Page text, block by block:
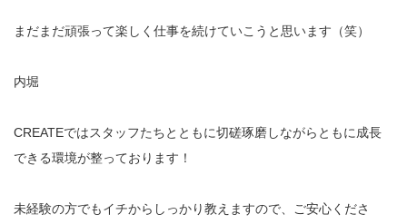
まだまだ頑張って楽しく仕事を続けていこうと思います（笑）
内堀
CREATEではスタッフたちとともに切磋琢磨しながらともに成長
できる環境が整っております！
未経験の方でもイチからしっかり教えますので、ご安心くださ